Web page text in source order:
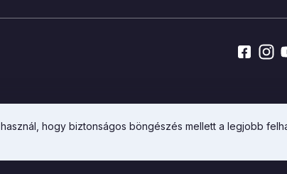
használ, hogy biztonságos böngészés mellett a legjobb